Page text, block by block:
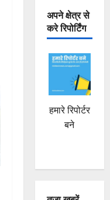
अपने क्षेत्र से
करे रिपोर्टिंग
हमारे रिपोर्टर
बने